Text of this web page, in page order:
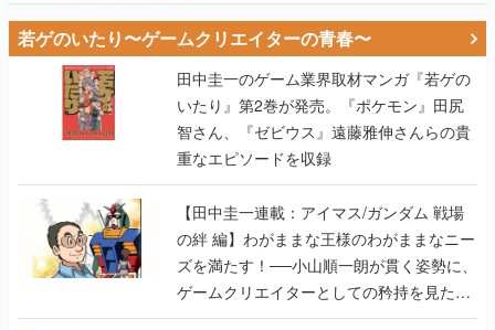
若ゲのいたり〜ゲームクリエイターの青春〜
田中圭一のゲーム業界取材マンガ『若ゲの
いたり』第2巻が発売。『ポケモン』田尻
智さん、『ゼビウス』遠藤雅伸さんらの貴
重なエピソードを収録
【田中圭一連載：アイマス/ガンダム 戦場
の絆 編】わがままな王様のわがままなニー
ズを満たす！──小山順一朗が貫く姿勢に、
ゲームクリエイターとしての矜持を見た
【若ゲのいたり最終回】